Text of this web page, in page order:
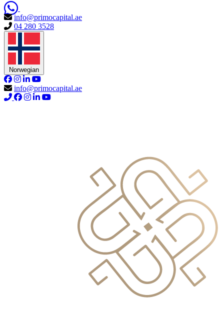
info@primocapital.ae
04 280 3528
Norwegian
info@primocapital.ae